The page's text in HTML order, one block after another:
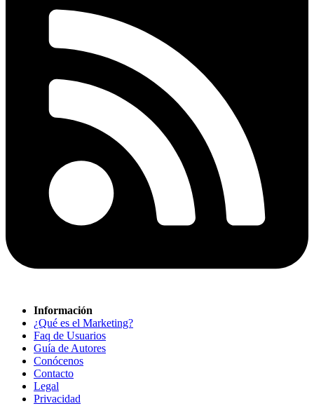
Información
¿Qué es el Marketing?
Faq de Usuarios
Guía de Autores
Conócenos
Contacto
Legal
Privacidad